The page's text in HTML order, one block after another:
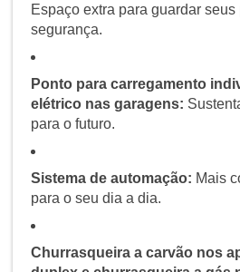
Espaço extra para guardar
segurança.
Ponto para carregamento
elétrico nas garagens:
para o futuro.
Sistema de automação: Mais
para o seu dia a dia.
Churrasqueira a carvão nos